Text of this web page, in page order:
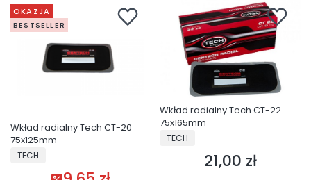
OKAZJA
BESTSELLER
Wkład radialny Tech CT-20
75x125mm
PRODUCENT
TECH
Wkład radialny Tech CT-22
75x165mm
PRODUCENT
TECH
Cena
21,00 zł